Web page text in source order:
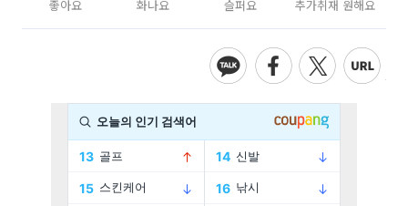
좋아요 화나요 슬퍼요 추가취재 원해요